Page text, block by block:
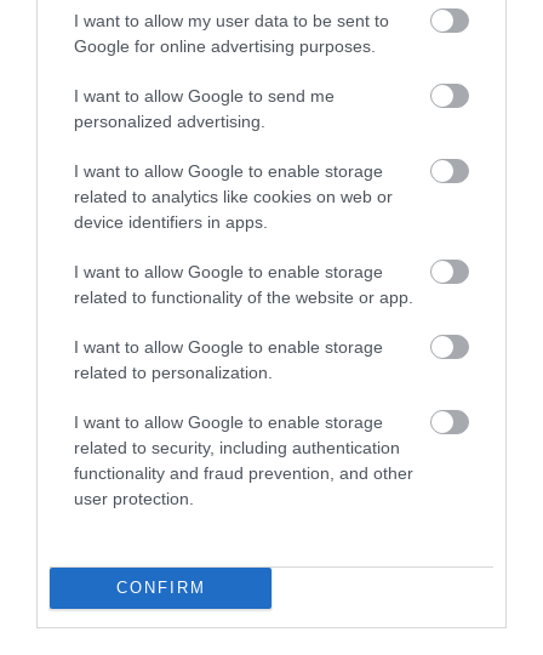
I want to allow my user data to be sent to
Google for online advertising purposes.
I want to allow Google to send me
personalized advertising.
I want to allow Google to enable storage
related to analytics like cookies on web or
device identifiers in apps.
I want to allow Google to enable storage
related to functionality of the website or app.
I want to allow Google to enable storage
related to personalization.
I want to allow Google to enable storage
related to security, including authentication
functionality and fraud prevention, and other
user protection.
CONFIRM
Προσαρμόζοντας Κόστη
Περιορίζοντας Ημερομηνίες Αρχής
και Τέλους Έργου
Παρακολουθώντας την εξέλιξη του
Έργου
Ενημέρωση του Προγράμματος
Σύγκριση Πραγματικών Στοιχείων και
Base Line
Οφέλη σεμιναρίου:
Εφοδιάζει τα στελέχη που θα το
παρακολουθήσουν με τις απαραίτητες
και αναγκαίες σύγχρονες ιδέες, γνώσεις,
θέση να διαχειρίζονται δύσκολα ή απλά
σύνθετα, νεωτεριστικά, διοικητικά,